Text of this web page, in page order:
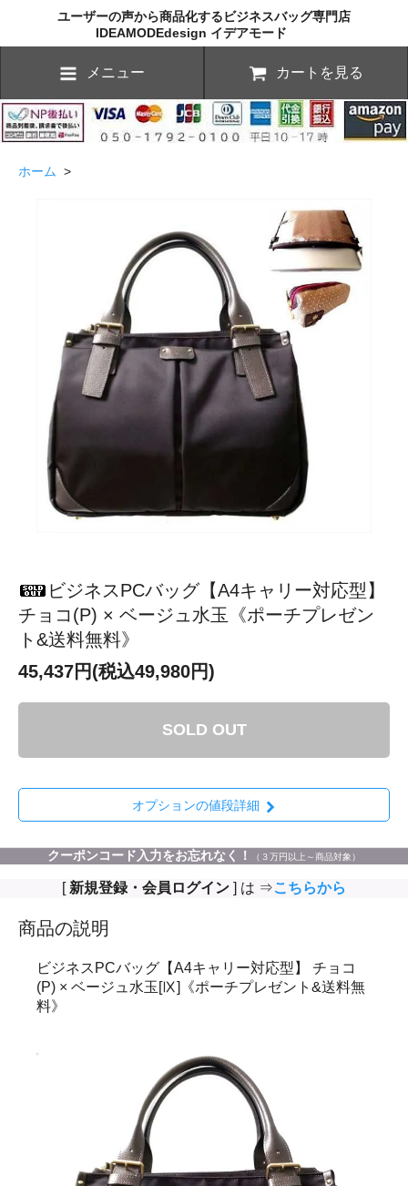
ユーザーの声から商品化するビジネスバッグ専門店
IDEAMODEdesign イデアモード
メニュー カートを見る
ホーム >
ビジネスPCバッグ【A4キャリー対応型】
チョコ(P) × ベージュ水玉《ポーチプレゼン
ト&送料無料》
45,437円(税込49,980円)
SOLD OUT
オプションの値段詳細
クーポンコード入力をお忘れなく！ （３万円以上～商品対象）
[ 新規登録・会員ログイン ] は ⇒こちらから
商品の説明
ビジネスPCバッグ【A4キャリー対応型】 チョコ
(P) × ベージュ水玉[Ⅸ]《ポーチプレゼント&送料無
料》